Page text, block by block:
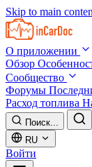
Skip to main
О приложении
Обзор
Сообщество
Форумы
Расход топлива
Поиск...
RU
Войти